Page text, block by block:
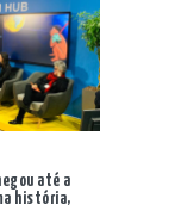
até a
história,